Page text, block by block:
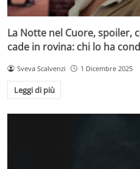
La Notte nel Cuore, spoiler,
cade in rovina: chi lo ha
Sveva Scalvenzi 1 Dicembre 2025
Leggi di più